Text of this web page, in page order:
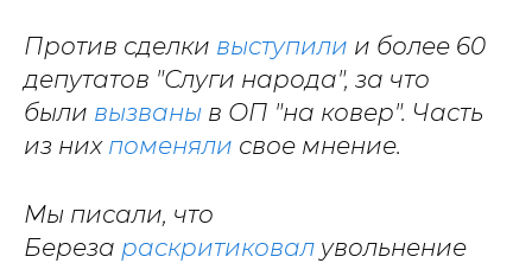
Против сделки выступили и более 60
депутатов "Слуги народа", за что
были вызваны в ОП "на ковер". Часть
из них поменяли свое мнение.
Мы писали, что
Береза раскритиковал увольнение